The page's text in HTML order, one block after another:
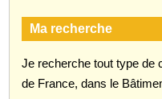
Ma recherche
Je recherche tout type de
de France, dans le